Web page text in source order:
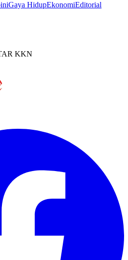
Gaya HidupEkonomiEditorial
KKN